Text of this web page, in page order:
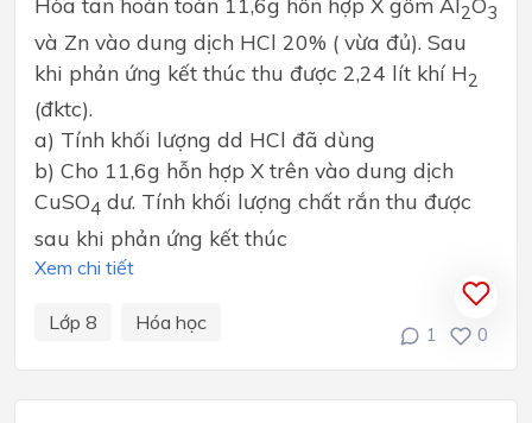
2 3
và Zn vào dung dịch HCl 20% ( vừa đủ). Sau
khi phản ứng kết thúc thu được 2,24 lít khí H2
(đktc).
a) Tính khối lượng dd HCl đã dùng
b) Cho 11,6g hỗn hợp X trên vào dung dịch
CuSO4 dư. Tính khối lượng chất rắn thu được
sau khi phản ứng kết thúc
Xem chi tiết
Lớp 8 Hóa học
1 0